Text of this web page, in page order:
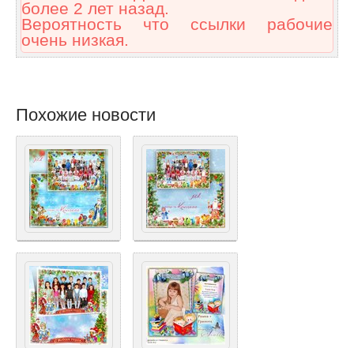
более 2 лет назад.
Вероятность что ссылки рабочие
очень низкая.
Похожие новости